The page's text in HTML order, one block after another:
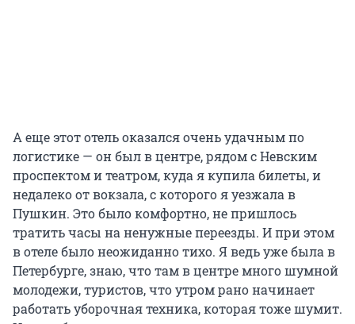
А еще этот отель оказался очень удачным по
логистике — он был в центре, рядом с Невским
проспектом и театром, куда я купила билеты, и
недалеко от вокзала, с которого я уезжала в
Пушкин. Это было комфортно, не пришлось
тратить часы на ненужные переезды. И при этом
в отеле было неожиданно тихо. Я ведь уже была в
Петербурге, знаю, что там в центре много шумной
молодежи, туристов, что утром рано начинает
работать уборочная техника, которая тоже шумит.